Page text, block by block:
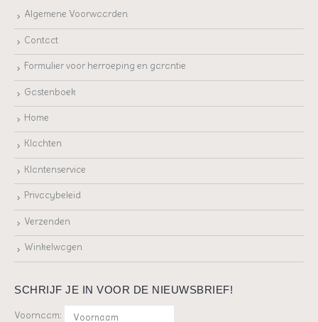
Algemene Voorwaarden
Contact
Formulier voor herroeping en garantie
Gastenboek
Home
Klachten
Klantenservice
Privacybeleid
Verzenden
Winkelwagen
SCHRIJF JE IN VOOR DE NIEUWSBRIEF!
Voornaam: